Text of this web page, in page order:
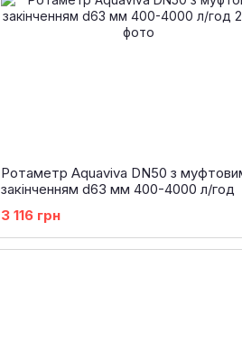
Ротаметр Aquaviva DN50 з
закінченням d63 мм 400-4000 л/год
3 116 грн